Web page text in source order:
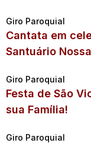
Giro Paroquial
Cantata em
Santuário
Giro Paroquial
Festa de São
sua Família!
Giro Paroquial